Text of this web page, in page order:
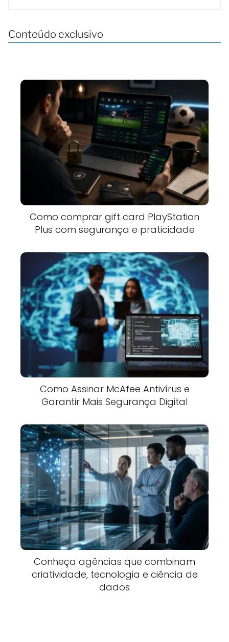
Conteúdo exclusivo
Como comprar gift card PlayStation
Plus com segurança e praticidade
Como Assinar McAfee Antivírus e
Garantir Mais Segurança Digital
Conheça agências que combinam
criatividade, tecnologia e ciência de
dados